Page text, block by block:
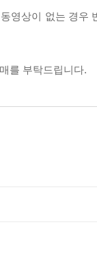
영상이 없는 경우
를 부탁드립니다.